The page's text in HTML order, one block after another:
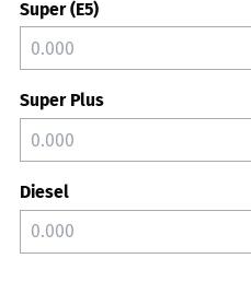
Super (E5)
Super Plus
Diesel